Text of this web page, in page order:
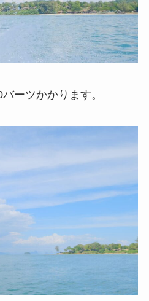
ーツかかります。